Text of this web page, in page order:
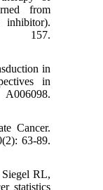
from
inhibitor).
157.
in
in
Cancer.
63-89.
I, Siegel RL,
statistics